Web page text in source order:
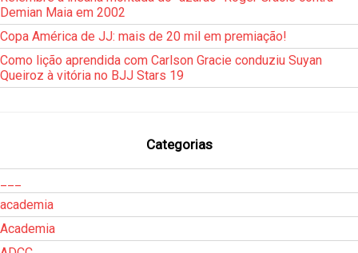
Demian Maia em 2002
Copa América de JJ: mais de 20 mil em premiação!
Como lição aprendida com Carlson Gracie conduziu Suyan
Queiroz à vitória no BJJ Stars 19
Categorias
academia
Academia